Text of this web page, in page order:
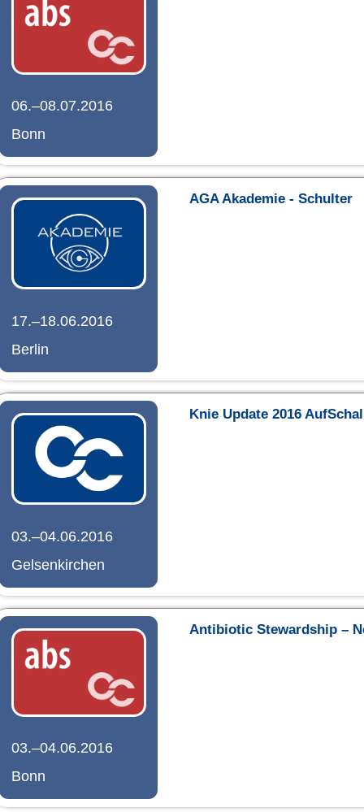
06.–08.07.2016
Bonn
17.–18.06.2016
Berlin
AGA Akademie - Schulter
03.–04.06.2016
Gelsenkirchen
Knie Update 2016
03.–04.06.2016
Bonn
Antibiotic Stewardship –